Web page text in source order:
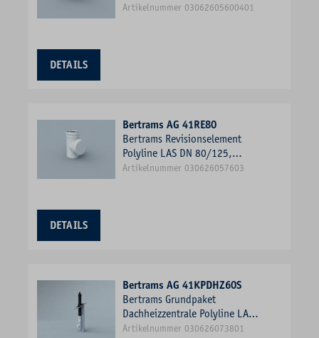
Artikelnummer 03062605600401
DETAILS
Bertrams AG 41RE80
Bertrams Revisionselement
Polyline LAS DN 80/125,
innen, weiß
Artikelnummer 030626057603
DETAILS
Bertrams AG 41KPDHZ60S
Bertrams Grundpaket
Dachheizzentrale Polyline LAS
Schrägdach 25-45Grad, DN
Artikelnummer 030626073801